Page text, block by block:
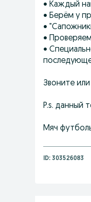
• Каждый
• Берём у
•
•
•
Звоните
P.s. данный
Мяч
ID: 303526083